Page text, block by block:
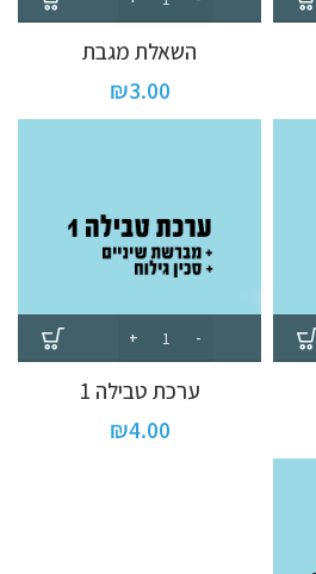
השאלת מגבת
₪3.00
ערכת טבילה 1
₪4.00